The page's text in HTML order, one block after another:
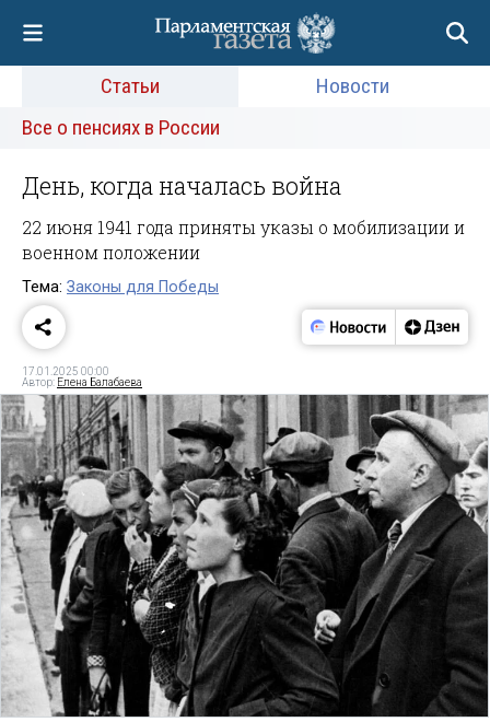
Статьи
Новости
Все о пенсиях в России
День, когда началась война
22 июня 1941 года приняты указы о мобилизации и
военном положении
Тема: Законы для Победы
17.01.2025 00:00
Автор: Елена Балабаева